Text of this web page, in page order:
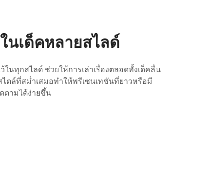
นเด็คหลายสไลด์
นทุกสไลด์ ช่วยให้การเล่าเรื่องตลอดทั้งเด็คลื่น
ไตล์ที่สม่ำเสมอทำให้พรีเซนเทชันที่ยาวหรือมี
ตามได้ง่ายขึ้น